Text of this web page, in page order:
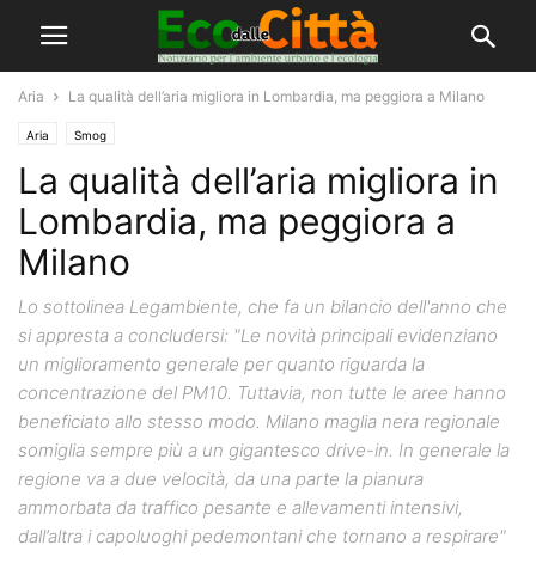
Aria La qualità dell’aria migliora in Lombardia, ma peggiora a Milano
Aria Smog
La qualità dell’aria migliora in
Lombardia, ma peggiora a
Milano
Lo sottolinea Legambiente, che fa un bilancio dell'anno che
si appresta a concludersi: "Le novità principali evidenziano
un miglioramento generale per quanto riguarda la
concentrazione del PM10. Tuttavia, non tutte le aree hanno
beneficiato allo stesso modo. Milano maglia nera regionale
somiglia sempre più a un gigantesco drive-in. In generale la
regione va a due velocità, da una parte la pianura
ammorbata da traffico pesante e allevamenti intensivi,
dall’altra i capoluoghi pedemontani che tornano a respirare"